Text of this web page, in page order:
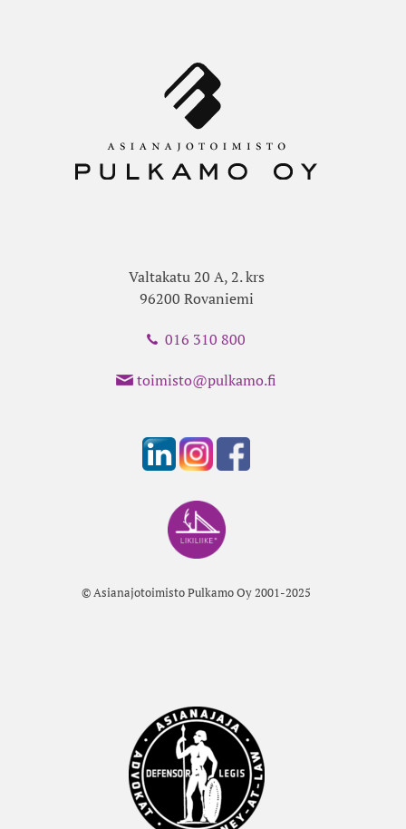
Valtakatu 20 A, 2. krs
96200 Rovaniemi
016 310 800
toimisto@pulkamo.fi
© Asianajotoimisto Pulkamo Oy 2001-2025